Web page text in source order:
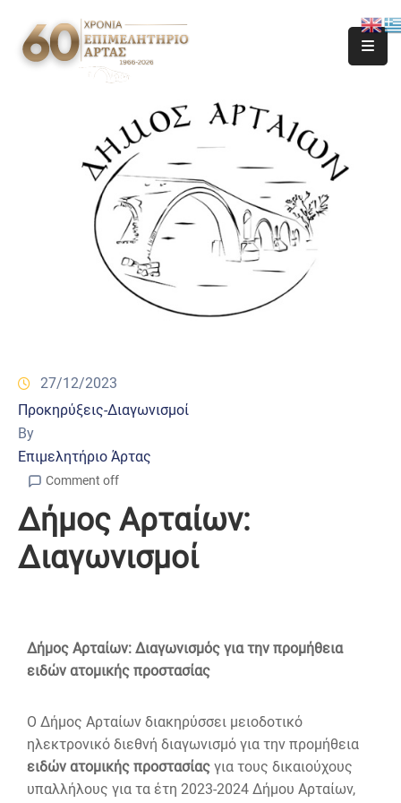
27/12/2023
Προκηρύξεις-Διαγωνισμοί
By
Επιμελητήριο Άρτας
Comment off
Δήμος Αρταίων:
Διαγωνισμοί
Δήμος Αρταίων: Διαγωνισμός για την προμήθεια
ειδών ατομικής προστασίας
Ο Δήμος Αρταίων διακηρύσσει μειοδοτικό
ηλεκτρονικό διεθνή διαγωνισμό για την προμήθεια
ειδών ατομικής προστασίας για τους δικαιούχους
υπαλλήλους για τα έτη 2023-2024 Δήμου Αρταίων,